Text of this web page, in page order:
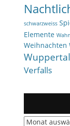
schwarzweiss
Elemente
Weihnachten
Wuppertal
Verfalls
Archiv